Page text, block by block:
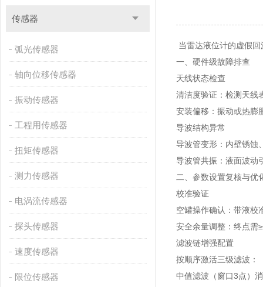
传感器
弧光传感器
轴向位移传感器
振动传感器
工程用传感器
扭矩传感器
测力传感器
电涡流传感器
探头传感器
速度传感器
限位传感器
当雷达液位计的虚假
一、硬件级故障排查
天线状态检查‌
清洁度验证‌：检测天线
安装偏移‌：振动或热膨
导波结构异常‌
导波管变形‌：内壁锈蚀
导波管共振‌：液面波动
二、参数设置复核与优
校准验证‌
空罐操作确认‌：带液校
安全余量调整‌：终点需
滤波链增强配置‌
按顺序激活三级滤波：
中值滤波（窗口3点）